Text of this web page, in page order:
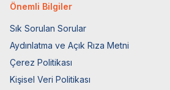
Önemli Bilgiler
Sık Sorulan Sorular
Aydınlatma ve Açık Rıza Metni
Çerez Politikası
Kişisel Veri Politikası